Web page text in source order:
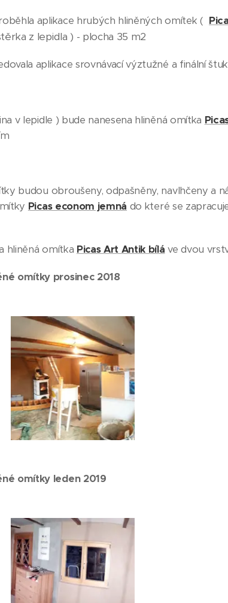
aplikace hrubých hliněných omítek (
z lepidla ) - plocha 35 m2
aplikace srovnávací výztužné a finální
v lepidle ) bude nanesena hliněná omítka
budou obroušeny, odpašněny, navlhčeny a
Picas econom jemná do které se
hliněná omítka Picas Art Antik bílá ve dvou
omítky prosinec 2018
omítky leden 2019